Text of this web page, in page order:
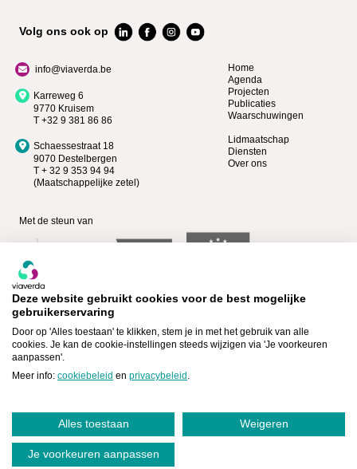
Volg ons ook op
info@viaverda.be
Karreweg 6
9770 Kruisem
T +32 9 381 86 86
Schaessestraat 18
9070 Destelbergen
T + 32 9 353 94 94
(Maatschappelijke zetel)
Home
Agenda
Projecten
Publicaties
Waarschuwingen
Lidmaatschap
Diensten
Over ons
Met de steun van
Bekijk wie Premium lid is >
Lid worden >
Cookiebeleid Privacyverklaring
Deze website gebruikt cookies voor de best mogelijke
gebruikerservaring
Door op 'Alles toestaan' te klikken, stem je in met het gebruik van alle
cookies. Je kan de cookie-instellingen steeds wijzigen via 'Je voorkeuren
aanpassen'.
Meer info: cookiebeleid en privacybeleid .
Alles toestaan Weigeren
Je voorkeuren aanpassen